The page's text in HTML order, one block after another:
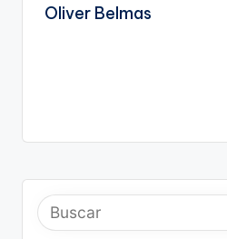
Oliver Belmas